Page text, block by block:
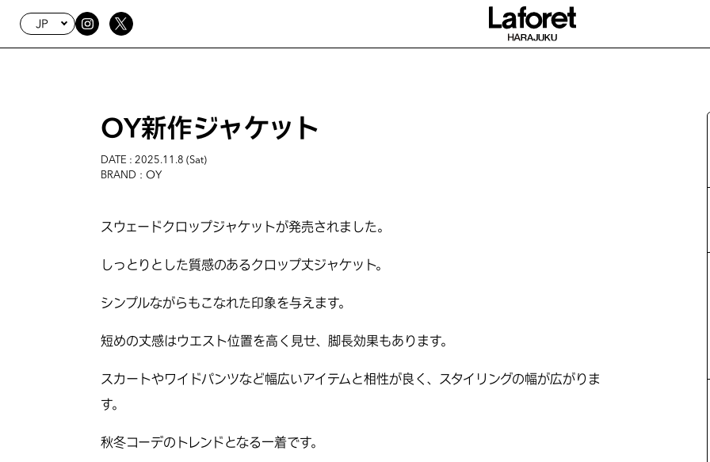
JP
OY新作ジャケット
DATE : 2025.11.8 (Sat)
BRAND : OY
スウェードクロップジャケットが発売されました。
しっとりとした質感のあるクロップ丈ジャケット。
シンプルながらもこなれた印象を与えます。
短めの丈感はウエスト位置を高く見せ、脚長効果もあります。
スカートやワイドパンツなど幅広いアイテムと相性が良く、スタイリングの幅が広がりま
す。
秋冬コーデのトレンドとなる一着です。